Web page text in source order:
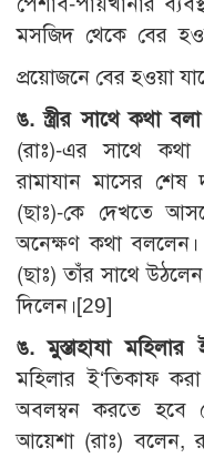
মসজিদ থেকে বের
প্রয়োজনে বের হওয়া
ঙ. স্ত্রীর সাথে কথা
(রাঃ)-এর সাথে কথা
রামাযান মাসের শেষ
(ছাঃ)-কে দেখতে
অনেক্ষণ কথা বললেন।
(ছাঃ) তাঁর সাথে
দিলেন।[29]
ঙ. মুস্তাহাযা
মহিলার ই‘তিকাফ
অবলম্বন করতে হবে
আয়েশা (রাঃ) বলেন,